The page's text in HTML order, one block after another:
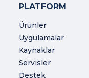
PLATFORM
Ürünler
Uygulamalar
Kaynaklar
Servisler
Destek